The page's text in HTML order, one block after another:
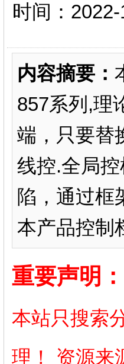
时间：
内容摘要：
857系列,理
端，只要替
线控.全局
陷，通过框
本产品控制
重要声明：
本站只搜索
理！ 资源来